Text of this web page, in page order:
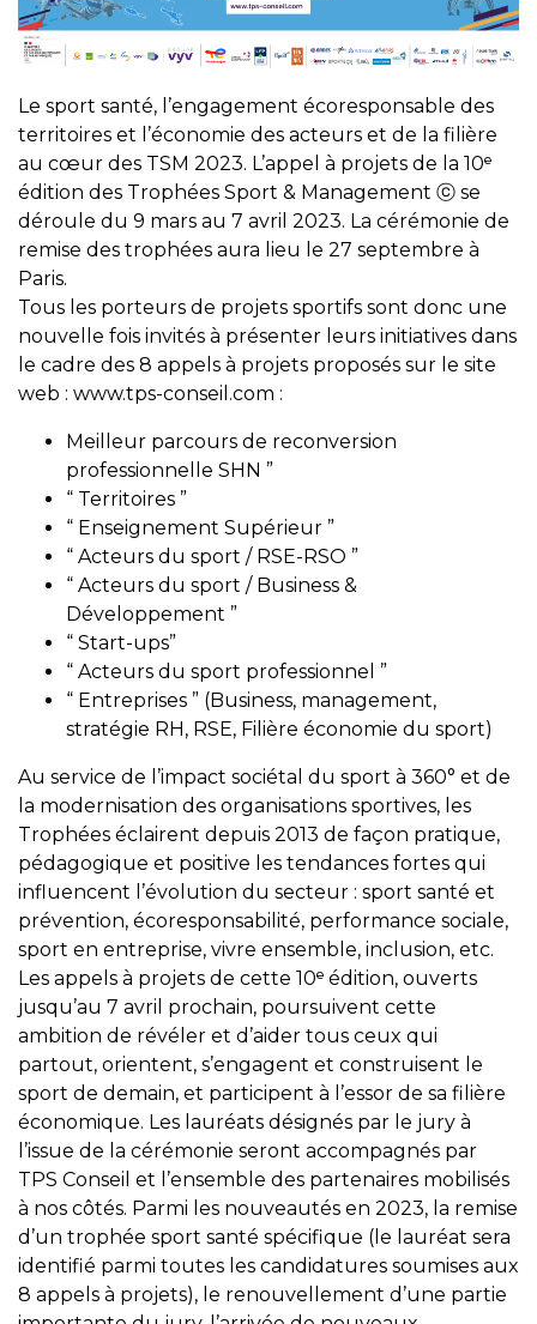
Le sport santé, l’engagement écoresponsable des
territoires et l’économie des acteurs et de la filière
au cœur des TSM 2023. L’appel à projets de la 10ᵉ
édition des Trophées Sport & Management ⓒ se
déroule du 9 mars au 7 avril 2023. La cérémonie de
remise des trophées aura lieu le 27 septembre à
Paris.
Tous les porteurs de projets sportifs sont donc une
nouvelle fois invités à présenter leurs initiatives dans
le cadre des 8 appels à projets proposés sur le site
web : www.tps-conseil.com :
Meilleur parcours de reconversion
professionnelle SHN ”
“ Territoires ”
“ Enseignement Supérieur ”
“ Acteurs du sport / RSE-RSO ”
“ Acteurs du sport / Business &
Développement ”
“ Start-ups”
“ Acteurs du sport professionnel ”
“ Entreprises ” (Business, management,
stratégie RH, RSE, Filière économie du sport)
Au service de l’impact sociétal du sport à 360° et de
la modernisation des organisations sportives, les
Trophées éclairent depuis 2013 de façon pratique,
pédagogique et positive les tendances fortes qui
influencent l’évolution du secteur : sport santé et
prévention, écoresponsabilité, performance sociale,
sport en entreprise, vivre ensemble, inclusion, etc.
Les appels à projets de cette 10ᵉ édition, ouverts
jusqu’au 7 avril prochain, poursuivent cette
ambition de révéler et d’aider tous ceux qui
partout, orientent, s’engagent et construisent le
sport de demain, et participent à l’essor de sa filière
économique. Les lauréats désignés par le jury à
l’issue de la cérémonie seront accompagnés par
TPS Conseil et l’ensemble des partenaires mobilisés
à nos côtés. Parmi les nouveautés en 2023, la remise
d’un trophée sport santé spécifique (le lauréat sera
identifié parmi toutes les candidatures soumises aux
8 appels à projets), le renouvellement d’une partie